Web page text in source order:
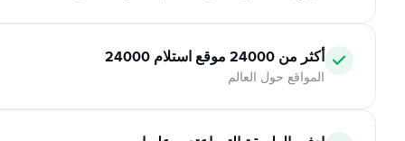
أكثر من 24000 موقع استلام 24000
المواقع حول العالم